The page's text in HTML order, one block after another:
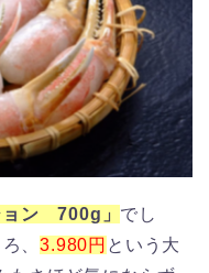
ョン 700g」 でし
、3.980円 という大